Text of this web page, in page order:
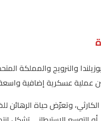
والنرويج والمملكة
وتعرّض حياة الرهائن